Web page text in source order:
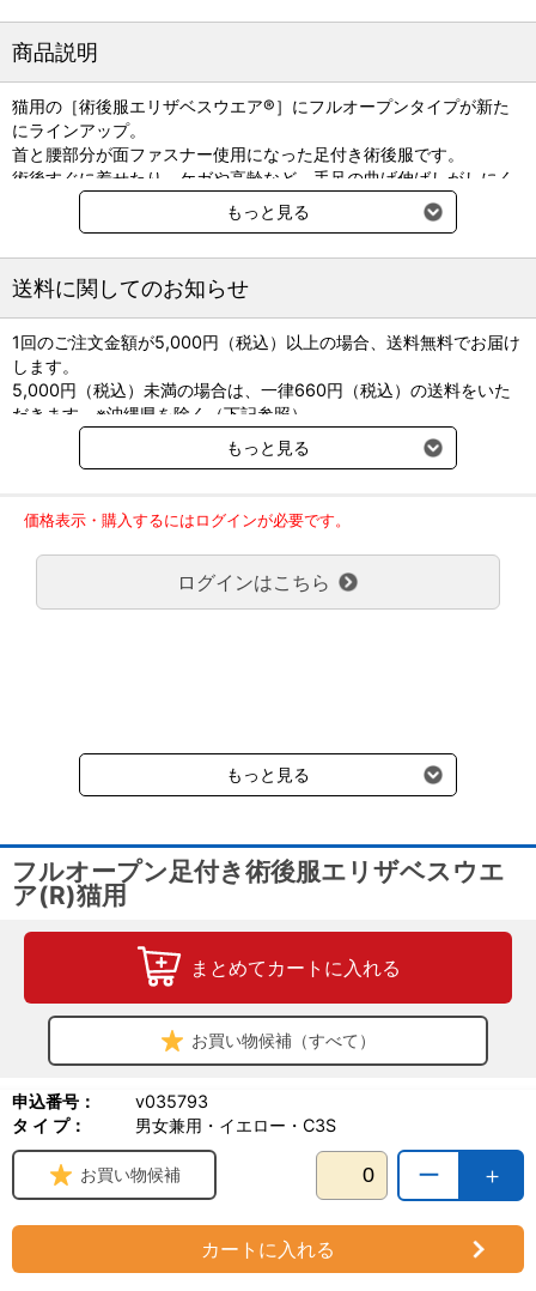
商品説明
猫用の［術後服エリザベスウエア®］にフルオープンタイプが新た
にラインアップ。
首と腰部分が面ファスナー使用になった足付き術後服です。
術後すぐに着せたり、ケガや高齢など、手足の曲げ伸ばしがしにく
い場合や、首を通すのが苦手な猫ちゃんにおすすめです。
術後服エリザベスウエア(R)小型犬用
術後服エリザベスウエア(R)ダックス用
術後服エリザベスウエア(R)フレブル・パグ用
術後服エリザベスウエア(R)中型犬用
術後服エリザベスウエア(R)大型犬用
フルオープン足付き術後服エリザベスウエア(R) スタートセ
※ご覧いただくにはログインが必要です。
もっと見る
送料に関してのお知らせ
1回のご注文金額が5,000円（税込）以上の場合、送料無料でお届け
します。
5,000円（税込）未満の場合は、一律660円（税込）の送料をいた
だきます。※沖縄県を除く（下記参照）
※2017年11月14日（火）より沖縄県へのお届けにつきましては、1
回のご注文金額（税込）が、30,000円以上で配送無料となります。
ご了承のほどよろしくお願い致します。
弊社都合でお届けが２回以上に分かれる場合の送料負担は、１回分
のみで新たな送料は発生しません。
大型商品送料が必要な商品をご注文の場合は、大型商品送料のみご
負担頂きます。
受けます。
もっと見る
価格表示・購入するにはログインが必要です。
ログインはこちら
もっと見る
フルオープン足付き術後服エリザベスウエ
ア(R)猫用
まとめてカートに入れる
お買い物候補（すべて）
申込番号：
v035793
タ イ プ：
男女兼用・イエロー・C3S
＋
ー
お買い物候補
カートに入れる